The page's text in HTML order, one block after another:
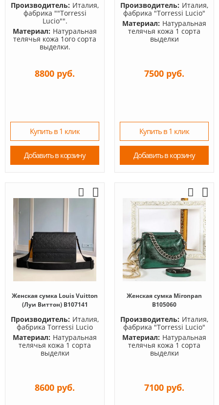
Производитель: Италия,
фабрика ""Torressi
Lucio"".
Материал: Натуральная
телячья кожа 1ого сорта
выделки.
8800 руб.
Купить в 1 клик
Добавить в корзину
Производитель: Италия,
фабрика "Torressi Lucio"
Материал: Натуральная
телячья кожа 1 сорта
выделки
7500 руб.
Купить в 1 клик
Добавить в корзину
Женская сумка Louis Vuitton
(Луи Виттон) B107141
Производитель: Италия,
фабрика Torressi Lucio
Материал: Натуральная
телячья кожа 1 сорта
выделки
8600 руб.
Женская сумка Mironpan
B105060
Производитель: Италия,
фабрика "Torressi Lucio"
Материал: Натуральная
телячья кожа 1 сорта
выделки
7100 руб.